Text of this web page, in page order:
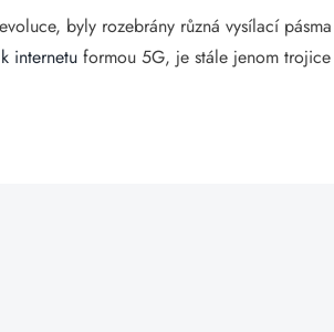
byly rozebrány různá vysílací
internetu formou 5G, je stále jenom